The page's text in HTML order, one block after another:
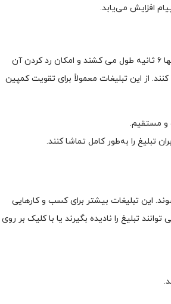
افزایش می‌یابد.
تبلیغات Bumper یک نوع کوتاه و فشرده از تبلیغات ویدیویی هستند. این تبلیغات تنها ۶ ثانیه طول می‌ کشند و امکان رد کردن آن
از این تبلیغات معمولاً برای تقویت کمپین‌
و مستقیم.
را به‌طور کامل تماشا کنند.
این تبلیغات بیشتر برای کسب ‌و کارهایی
تبلیغ را نادیده بگیرند یا با کلیک بر روی